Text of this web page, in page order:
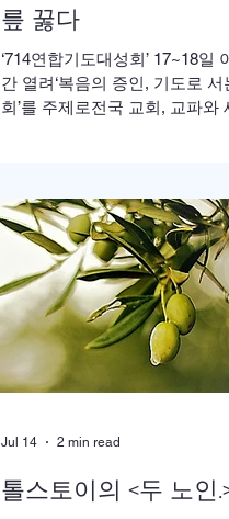
릎 꿇다
‘714연합기도대성회’ 17~18일
간 열려‘복음의 증인, 기도로 서
회’를 주제로전국 교회, 교파와
저녁 서울 송파구 잠실학생체육
찬양 ‘우리 오늘 눈물로’가 나오
5200여명의 성도들이 하나둘 자
에서 일어섰다. “오래 황폐하였
땅”이라는 가사가 울려 퍼질 때
손을 높이 든 채 눈을 감고 기도
이들의 모습이 곳곳에 눈에 띄었
어떤 이는 손수건으로 눈물을 훔
고, 어떤 이는 두 손을 맞잡은 채
다. 714연합기도운동본부(공동
한 ‘714연합기도대성회’가 이날 ‘
톨스토이의 <두 노인
Jul 14 2 min read